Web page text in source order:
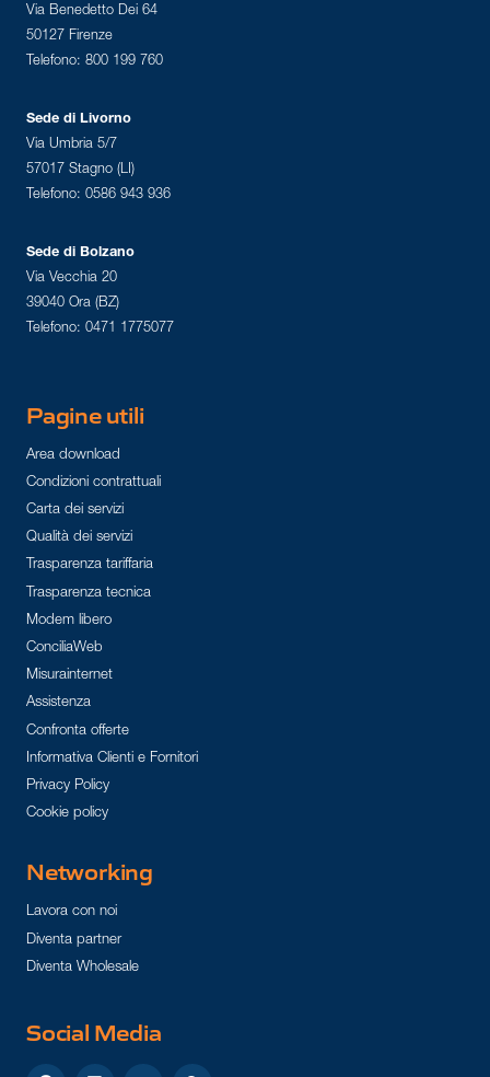
Via Benedetto Dei 64
50127 Firenze
Telefono: 800 199 760
Sede di Livorno
Via Umbria 5/7
57017 Stagno (LI)
Telefono: 0586 943 936
Sede di Bolzano
Via Vecchia 20
39040 Ora (BZ)
Telefono: 0471 1775077
Pagine utili
Area download
Condizioni contrattuali
Carta dei servizi
Qualità dei servizi
Trasparenza tariffaria
Trasparenza tecnica
Modem libero
ConciliaWeb
Misurainternet
Assistenza
Confronta offerte
Informativa Clienti e Fornitori
Privacy Policy
Cookie policy
Networking
Lavora con noi
Diventa partner
Diventa Wholesale
Social Media